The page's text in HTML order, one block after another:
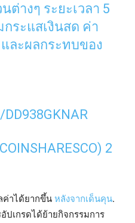
ต่างๆ ระยะเวลา 5
ระแสเงินสด ค่า
ละผลกระทบของ
2
ค่าได้ยากขึ้น หลังจากเด็นคุน.
ปเกรดได้ย้ายกิจกรรมการ